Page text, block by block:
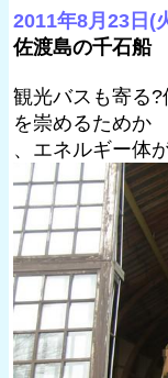
2011年8月23日(
佐渡島の千石船
観光バスも寄る
を崇めるためか
、エネルギー体